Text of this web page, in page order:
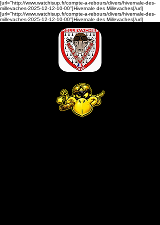
[url="http://www.watchisup.fr/compte-a-rebours/divers/hivernale-des-
millevaches-2025-12-12-10-00"]Hivernale des Millevaches[/url]
[url="http://www.watchisup.fr/compte-a-rebours/divers/hivernale-des-
millevaches-2025-12-12-10-00"]Hivernale des Millevaches[/url]